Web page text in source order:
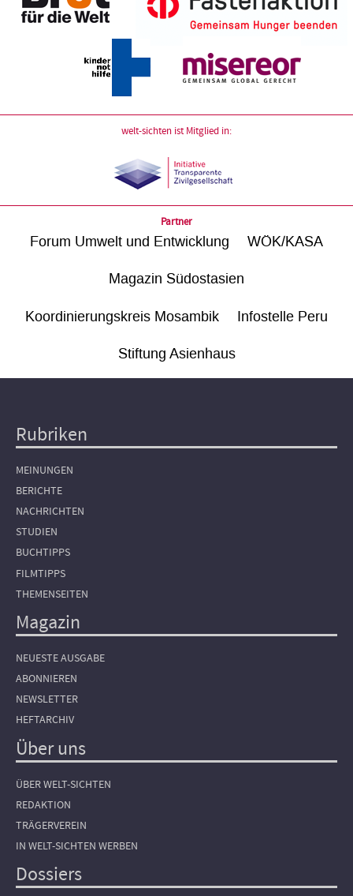
welt-sichten ist Mitglied in:
Partner
Forum Umwelt und Entwicklung WÖK/KASA
Magazin Südostasien
Koordinierungskreis Mosambik Infostelle Peru
Stiftung Asienhaus
Hauptnavigation
Rubriken
MEINUNGEN
BERICHTE
NACHRICHTEN
STUDIEN
BUCHTIPPS
FILMTIPPS
THEMENSEITEN
Magazin
NEUESTE AUSGABE
ABONNIEREN
NEWSLETTER
HEFTARCHIV
Über uns
ÜBER WELT-SICHTEN
REDAKTION
TRÄGERVEREIN
IN WELT-SICHTEN WERBEN
Dossiers